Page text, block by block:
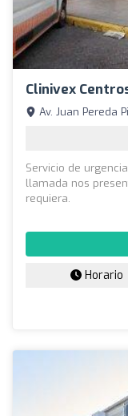
Clinivex
Av. Juan Pereda
Servicio de
llamada nos
requiera.
Horario